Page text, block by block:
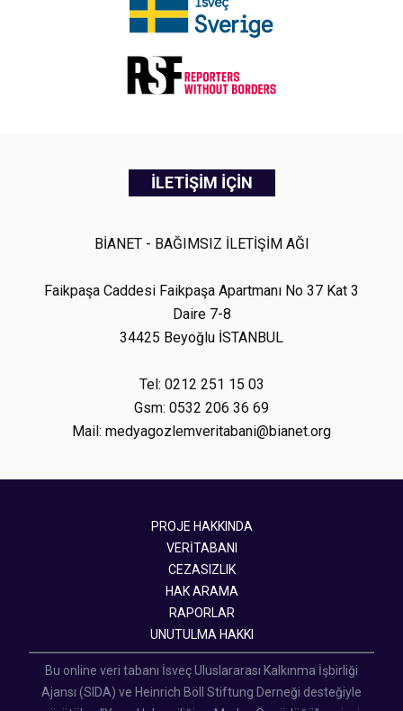
İLETİŞİM İÇİN
BİANET - BAĞIMSIZ İLETİŞİM AĞI
Faikpaşa Caddesi Faikpaşa Apartmanı No 37 Kat 3
Daire 7-8
34425 Beyoğlu İSTANBUL
Tel: 0212 251 15 03
Gsm: 0532 206 36 69
Mail: medyagozlemveritabani@bianet.org
PROJE HAKKINDA
VERİTABANI
CEZASIZLIK
HAK ARAMA
RAPORLAR
UNUTULMA HAKKI
Bu online veri tabanı İsveç Uluslararası Kalkınma İşbirliği
Ajansı (SIDA) ve Heinrich Böll Stiftung Derneği desteğiyle